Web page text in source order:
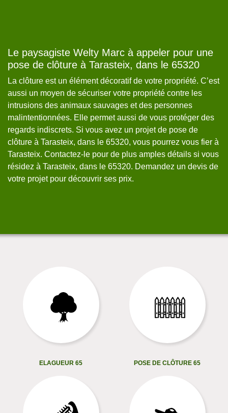
Le paysagiste Welty Marc à appeler pour une
pose de clôture à Tarasteix, dans le 65320
La clôture est un élément décoratif de votre propriété. C’est
aussi un moyen de sécuriser votre propriété contre les
intrusions des animaux sauvages et des personnes
malintentionnées. Elle permet aussi de vous protéger des
regards indiscrets. Si vous avez un projet de pose de
clôture à Tarasteix, dans le 65320, vous pourrez vous fier à
Tarasteix. Contactez-le pour de plus amples détails si vous
résidez à Tarasteix, dans le 65320. Demandez un devis de
votre projet pour découvrir ses prix.
ELAGUEUR 65 POSE DE CLÔTURE 65